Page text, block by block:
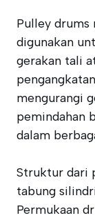
Pulley drums
digunakan
gerakan tali
mengurangi
pemindahan
dalam
Struktur dari
tabung
Permukaan